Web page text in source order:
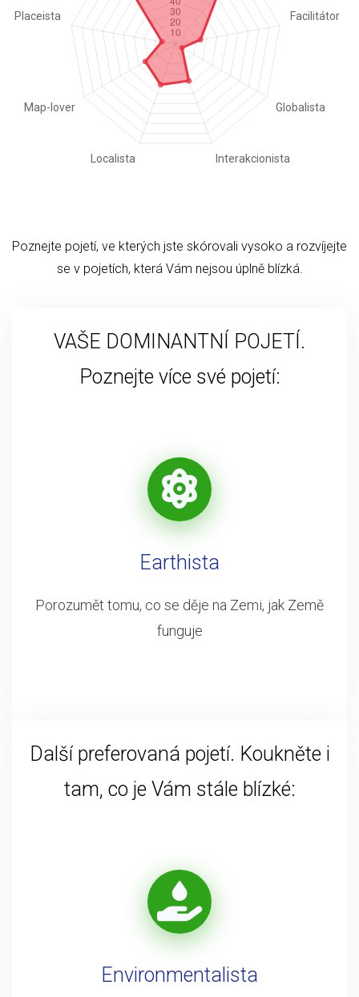
Poznejte pojetí, ve kterých jste skórovali vysoko a rozvíjejte
se v pojetích, která Vám nejsou úplně blízká.
VAŠE DOMINANTNÍ POJETÍ.
Poznejte více své pojetí:
Earthista
Porozumět tomu, co se děje na Zemi, jak Země
funguje
Další preferovaná pojetí. Koukněte i
tam, co je Vám stále blízké:
Environmentalista